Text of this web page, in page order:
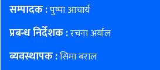
सम्पादक :पुष्पा आचार्य
प्रबन्ध निर्देशक :रचना अर्याल
ब्यवस्थापक :सिमा बराल